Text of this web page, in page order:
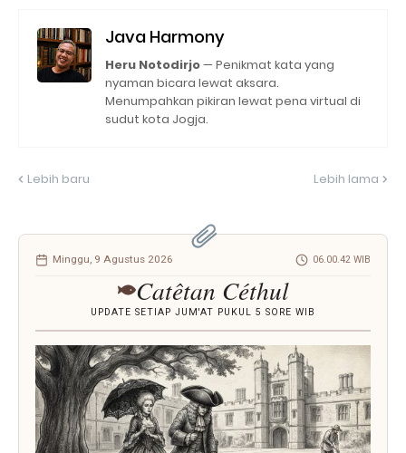
Java Harmony
Heru Notodirjo— Penikmat kata yang
nyaman bicara lewat aksara.
Menumpahkan pikiran lewat pena virtual di
sudut kota Jogja.
Lebih baru Lebih lama
Minggu, 9 Agustus 2026 06.00.42 WIB
Catêtan Céthul
UPDATE SETIAP JUM'AT PUKUL 5 SORE WIB